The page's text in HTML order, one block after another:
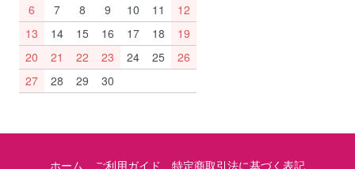
6
7 8 9 10 11
12
13
14 15 16 17 18
19
20
21 22 23 24 25
26
27
28 29 30
ホーム ご利用ガイド 特定商取引法に基づく表記